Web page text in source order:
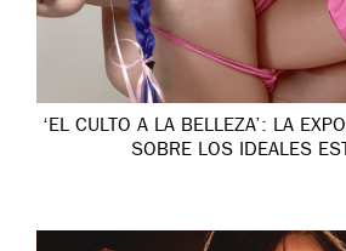
‘EL CULTO A LA BELLEZA’: LA
SOBRE LOS IDEALES